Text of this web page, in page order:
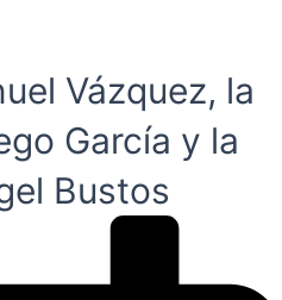
Vázquez, la
García y la
Bustos